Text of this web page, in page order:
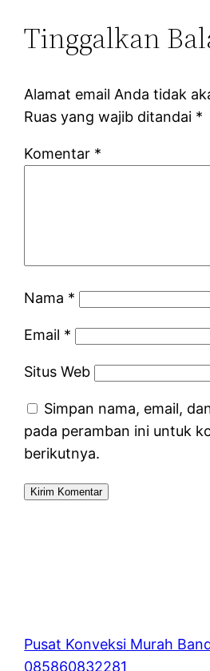
Tinggalkan
Alamat email Anda tidak
Ruas yang wajib ditandai *
Komentar *
Nama *
Email *
Situs Web
Simpan nama, email,
pada peramban ini untuk
berikutnya.
Pusat Konveksi Murah
085860832281